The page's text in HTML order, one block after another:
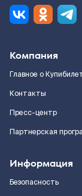
Компания
Главное о
Контакты
Пресс-центр
Партнерская
Информация
Безопасность